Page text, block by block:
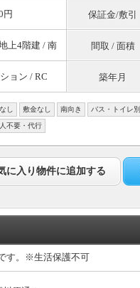
円 保証金/敷引
上4階建 / 南 間取 / 面積
ョン / RC 築年月
し 敷金なし 南向き バス・トイレ別
不要・代行
に入り物件に追加する
す。※生活保護不可